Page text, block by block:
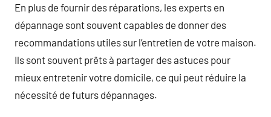
En plus de fournir des réparations, les experts en
dépannage sont souvent capables de donner des
recommandations utiles sur l’entretien de votre maison.
Ils sont souvent prêts à partager des astuces pour
mieux entretenir votre domicile, ce qui peut réduire la
nécessité de futurs dépannages.